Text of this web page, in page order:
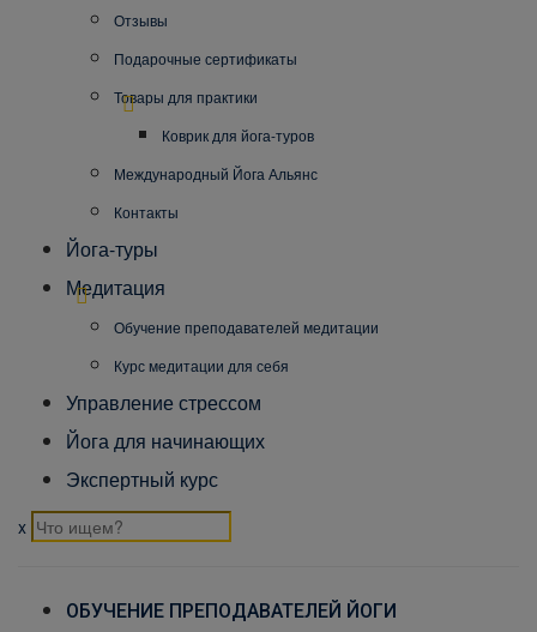
Отзывы
Подарочные сертификаты
Товары для практики
Коврик для йога-туров
Международный Йога Альянс
Контакты
Йога-туры
Медитация
Обучение преподавателей медитации
Курс медитации для себя
Управление стрессом
Йога для начинающих
Экспертный курс
x
ОБУЧЕНИЕ ПРЕПОДАВАТЕЛЕЙ ЙОГИ